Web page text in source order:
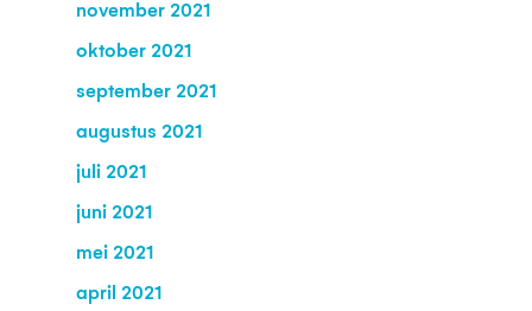
november 2021
oktober 2021
september 2021
augustus 2021
juli 2021
juni 2021
mei 2021
april 2021